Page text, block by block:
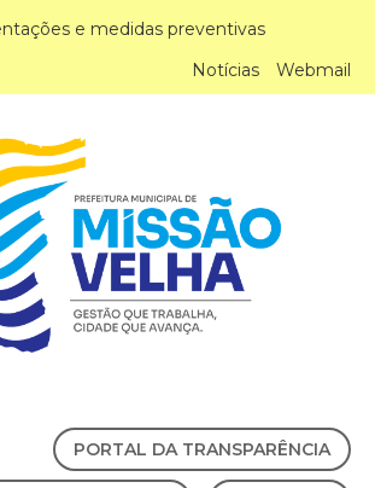
e medidas preventivas
Notícias
Webmail
PORTAL DA TRANSPARÊNCIA